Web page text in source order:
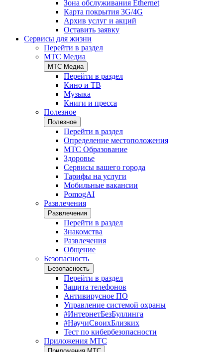
Зона обслуживания Ethernet
Карта покрытия 3G/4G
Архив услуг и акций
Оставить заявку
Сервисы для жизни
Перейти в раздел
МТС Медиа
МТС Медиа
Перейти в раздел
Кино и ТВ
Музыка
Книги и пресса
Полезное
Полезное
Перейти в раздел
Определение местоположения
МТС Образование
Здоровье
Сервисы вашего города
Тарифы на услуги
Мобильные вакансии
PomogAI
Развлечения
Развлечения
Перейти в раздел
Знакомства
Развлечения
Общение
Безопасность
Безопасность
Перейти в раздел
Защита телефонов
Антивирусное ПО
Управление системой охраны
#ИнтернетБезБуллинга
#НаучиСвоихБлизких
Тест по кибербезопасности
Приложения МТС